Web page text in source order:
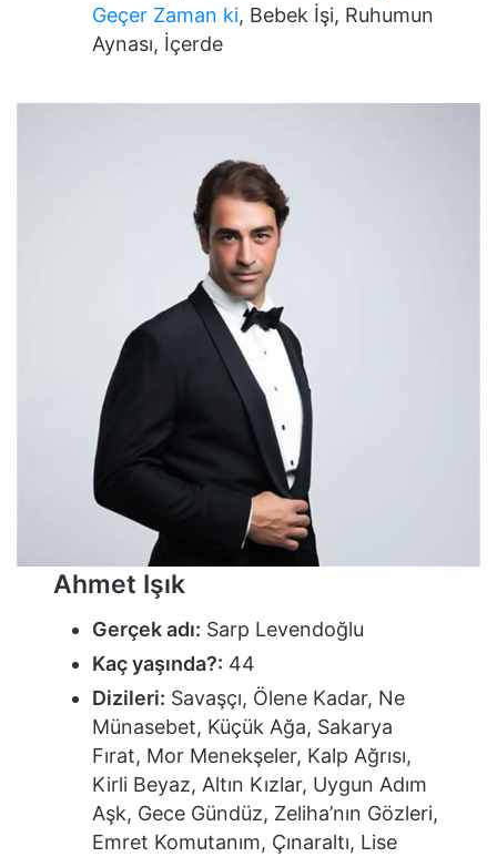
Geçer Zaman ki, Bebek İşi, Ruhumun
Aynası, İçerde
Ahmet Işık
Gerçek adı: Sarp Levendoğlu
Kaç yaşında?: 44
Dizileri: Savaşçı, Ölene Kadar, Ne
Münasebet, Küçük Ağa, Sakarya
Fırat, Mor Menekşeler, Kalp Ağrısı,
Kirli Beyaz, Altın Kızlar, Uygun Adım
Aşk, Gece Gündüz, Zeliha’nın Gözleri,
Emret Komutanım, Çınaraltı, Lise